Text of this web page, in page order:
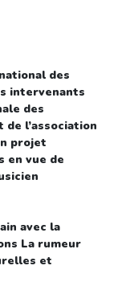
des
intervenants
des
l’association
projet
en vue de
avec la
La rumeur
et